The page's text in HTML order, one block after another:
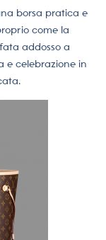
borsa pratica e
come la
addosso a
e celebrazione in